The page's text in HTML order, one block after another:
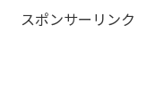
スポンサーリンク